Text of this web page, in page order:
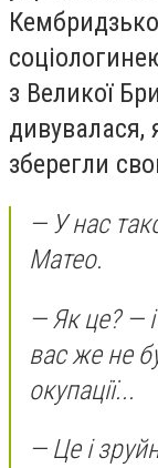
з Великої
дивувалася,
зберегли
— У нас
Матео.
— Як це? —
вас же не
окупації...
— Це і